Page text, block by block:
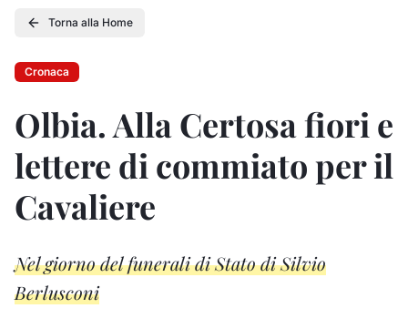
Torna alla Home
Cronaca
Olbia. Alla Certosa fiori e
lettere di commiato per il
Cavaliere
Nel giorno del funerali di Stato di Silvio
Berlusconi